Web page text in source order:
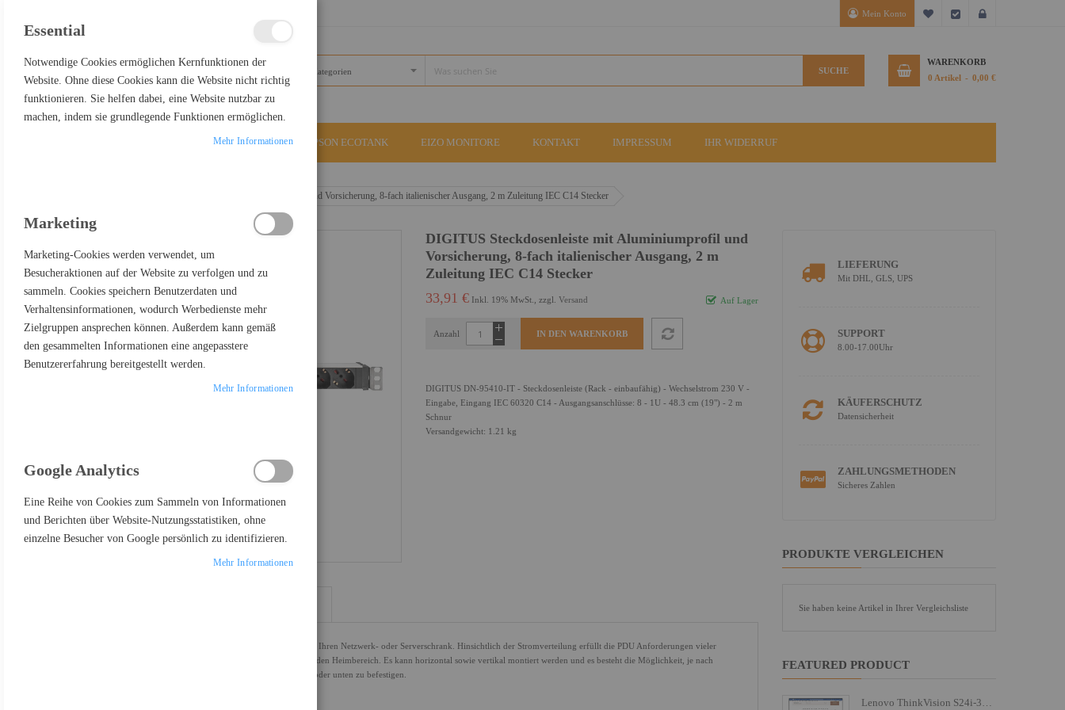
Mein Konto Mein Wunschzettel
Kasse
SUCHE
WARENKORB
0 Artikel 0,00 €
EPSON ECOTANK EIZO MONITORE KONTAKT IMPRESSUM IHR WIDERRUF
DIGITUS Steckdosenleiste mit Aluminiumprofil und Vorsicherung, 8-fach italienischer Ausgang, 2 m Zuleitung IEC C14 Stecker
DIGITUS Steckdosenleiste mit Aluminiumprofil und
Vorsicherung, 8-fach italienischer Ausgang, 2 m
Zuleitung IEC C14 Stecker
Auf Lager
33,91 € Inkl. 19% MwSt., zzgl. Versand
Anzahl IN DEN WARENKORB
DIGITUS DN-95410-IT - Steckdosenleiste (Rack - einbaufähig) - Wechselstrom 230 V -
Eingabe, Eingang IEC 60320 C14 - Ausgangsanschlüsse: 8 - 1U - 48.3 cm (19") - 2 m
Schnur
Versandgewicht: 1.21 kg
Die DIGITUS® Steckdosenleisten sind die perfekte Lösung für Ihren Netzwerk- oder Serverschrank. Hinsichtlich der Stromverteilung erfüllt die PDU Anforderungen vieler
Anwendungen in der IT, Netzwerktechnik, Labore sowie auch den Heimbereich. Es kann horizontal sowie vertikal montiert werden und es besteht die Möglichkeit, je nach
Schranktyp die Steckdosenleiste mit den Abgriffen nach oben oder unten zu befestigen.
LIEFERUNG
Mit DHL, GLS, UPS
SUPPORT
8.00-17.00Uhr
KÄUFERSCHUTZ
Datensicherheit
ZAHLUNGSMETHODEN
Sicheres Zahlen
PRODUKTE VERGLEICHEN
Sie haben keine Artikel in Ihrer Vergleichsliste
FEATURED PRODUCT
Lenovo ThinkVision S24i-30 - LED-Monitor - 61 cm (24")
Essential
Notwendige Cookies ermöglichen Kernfunktionen der
Website. Ohne diese Cookies kann die Website nicht richtig
funktionieren. Sie helfen dabei, eine Website nutzbar zu
machen, indem sie grundlegende Funktionen ermöglichen.
Mehr Informationen
Marketing
Marketing-Cookies werden verwendet, um
Besucheraktionen auf der Website zu verfolgen und zu
sammeln. Cookies speichern Benutzerdaten und
Verhaltensinformationen, wodurch Werbedienste mehr
Zielgruppen ansprechen können. Außerdem kann gemäß
den gesammelten Informationen eine angepasstere
Benutzererfahrung bereitgestellt werden.
Mehr Informationen
Google Analytics
Eine Reihe von Cookies zum Sammeln von Informationen
und Berichten über Website-Nutzungsstatistiken, ohne
einzelne Besucher von Google persönlich zu identifizieren.
Mehr Informationen